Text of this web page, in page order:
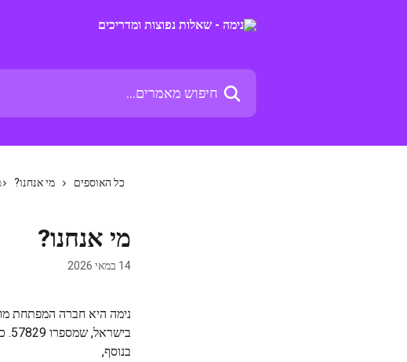
חיפוש מאמרים...
כל האוספים מי אנחנו?
מי אנחנו?
14 במאי 2026
נימה היא חברה המפתחת
בישראל, שמספרו 57829. כלומר - הכסף שלך שמור ובטוח ב-100%
בנוסף,